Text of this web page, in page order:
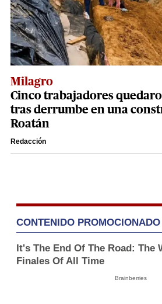
Milagro
Cinco trabajadores
tras derrumbe en una
Roatán
Redacción
CONTENIDO PROMOCIONADO
It's The End Of The Road: The
Finales Of All Time
Brainberries